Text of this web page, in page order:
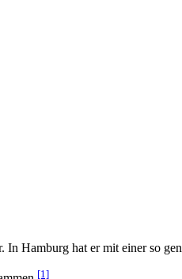
In Hamburg hat er mit einer so
[1]